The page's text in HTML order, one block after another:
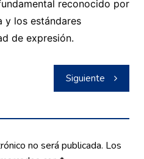
reconocido por
y los estándares
de expresión.
Siguiente
no será publicada. Los